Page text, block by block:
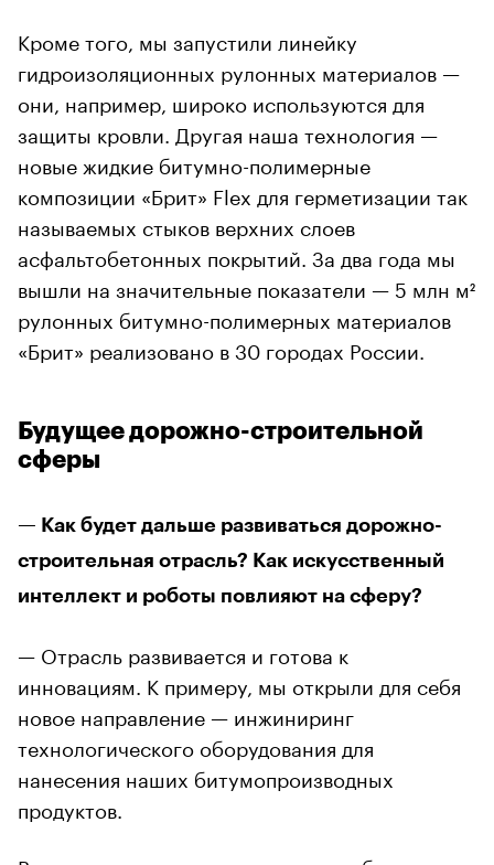
Кроме того, мы запустили линейку
гидроизоляционных рулонных материалов —
они, например, широко используются для
защиты кровли. Другая наша технология —
новые жидкие битумно-полимерные
композиции «Брит» Flex для герметизации так
называемых стыков верхних слоев
асфальтобетонных покрытий. За два года мы
вышли на значительные показатели — 5 млн м²
рулонных битумно-полимерных материалов
«Брит» реализовано в 30 городах России.
Будущее дорожно-строительной
сферы
— Как будет дальше развиваться дорожно-
строительная отрасль? Как искусственный
интеллект и роботы повлияют на сферу?
— Отрасль развивается и готова к
инновациям. К примеру, мы открыли для себя
новое направление — инжиниринг
технологического оборудования для
нанесения наших битумопроизводных
продуктов.